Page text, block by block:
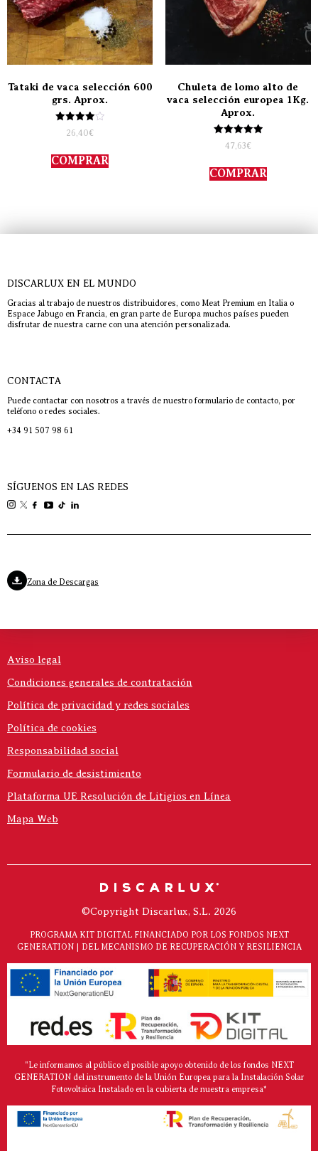
Tataki de vaca selección 600
grs. Aprox.
Valorado
con
de 5
26,40€
COMPRAR
Chuleta de lomo alto de
vaca selección europea 1Kg.
Aprox.
Valorado
con
de 5
47,63€
COMPRAR
DISCARLUX EN EL MUNDO
Gracias al trabajo de nuestros distribuidores, como Meat Premium en Italia o
Espace Jabugo en Francia, en gran parte de Europa muchos países pueden
disfrutar de nuestra carne con una atención personalizada.
CONTACTA
Puede contactar con nosotros a través de nuestro formulario de contacto, por
teléfono o redes sociales.
+34 91 507 98 61
SÍGUENOS EN LAS REDES
Zona de Descargas
Aviso legal
Condiciones generales de contratación
Política de privacidad y redes sociales
Política de cookies
Responsabilidad social
Formulario de desistimiento
Plataforma UE Resolución de Litigios en Línea
Mapa Web
©Copyright Discarlux, S.L. 2026
PROGRAMA KIT DIGITAL FINANCIADO POR LOS FONDOS NEXT
GENERATION | DEL MECANISMO DE RECUPERACIÓN Y RESILIENCIA
"Le informamos al público el posible apoyo obtenido de los fondos NEXT
GENERATION del instrumento de la Unión Europea para la Instalación Solar
Fotovoltaica Instalado en la cubierta de nuestra empresa*